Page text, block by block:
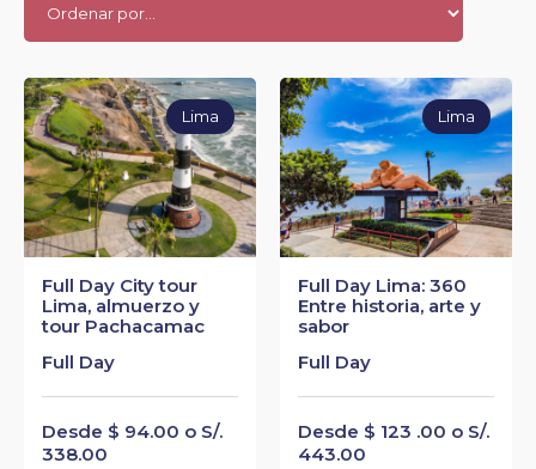
Full Day City tour
Lima, almuerzo y
tour Pachacamac
Full Day
Desde $ 94.00 o S/.
338.00
Lima
Full Day Lima: 360
Entre historia, arte y
sabor
Full Day
Desde $ 123 .00 o S/.
443.00
Lima